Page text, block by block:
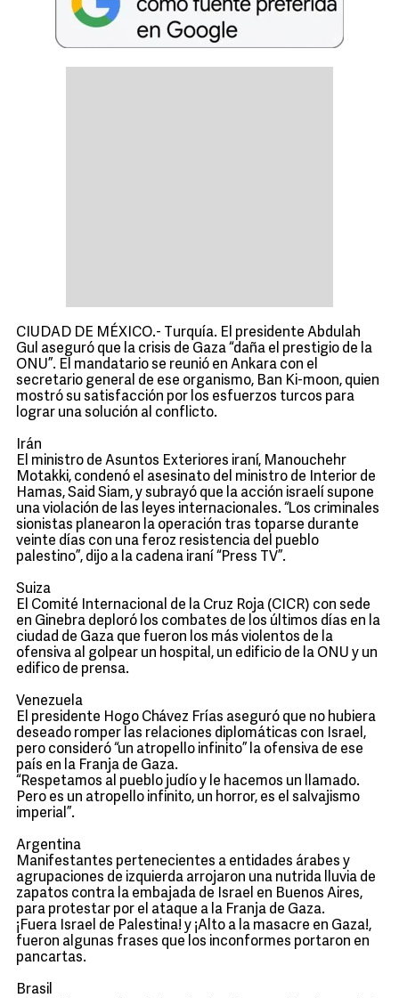
CIUDAD DE MÉXICO.- Turquía. El presidente Abdulah
Gul aseguró que la crisis de Gaza “daña el prestigio de la
ONU”. El mandatario se reunió en Ankara con el
secretario general de ese organismo, Ban Ki-moon, quien
mostró su satisfacción por los esfuerzos turcos para
lograr una solución al conflicto.
Irán
El ministro de Asuntos Exteriores iraní, Manouchehr
Motakki, condenó el asesinato del ministro de Interior de
Hamas, Said Siam, y subrayó que la acción israelí supone
una violación de las leyes internacionales. “Los criminales
sionistas planearon la operación tras toparse durante
veinte días con una feroz resistencia del pueblo
palestino”, dijo a la cadena iraní “Press TV”.
Suiza
El Comité Internacional de la Cruz Roja (CICR) con sede
en Ginebra deploró los combates de los últimos días en la
ciudad de Gaza que fueron los más violentos de la
ofensiva al golpear un hospital, un edificio de la ONU y un
edifico de prensa.
Venezuela
El presidente Hogo Chávez Frías aseguró que no hubiera
deseado romper las relaciones diplomáticas con Israel,
pero consideró “un atropello infinito” la ofensiva de ese
país en la Franja de Gaza.
“Respetamos al pueblo judío y le hacemos un llamado.
Pero es un atropello infinito, un horror, es el salvajismo
imperial”.
Argentina
Manifestantes pertenecientes a entidades árabes y
agrupaciones de izquierda arrojaron una nutrida lluvia de
zapatos contra la embajada de Israel en Buenos Aires,
para protestar por el ataque a la Franja de Gaza.
¡Fuera Israel de Palestina! y ¡Alto a la masacre en Gaza!,
fueron algunas frases que los inconformes portaron en
pancartas.
Brasil